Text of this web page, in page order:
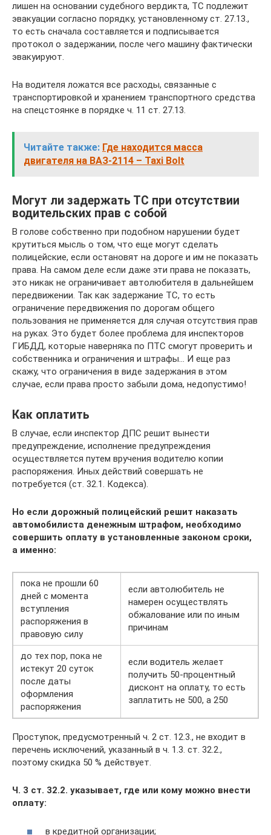
лишен на основании судебного вердикта, ТС подлежит
эвакуации согласно порядку, установленному ст. 27.13.,
то есть сначала составляется и подписывается
протокол о задержании, после чего машину фактически
эвакуируют.
На водителя ложатся все расходы, связанные с
транспортировкой и хранением транспортного средства
на спецстоянке в порядке ч. 11 ст. 27.13.
Читайте также: Где находится масса
двигателя на ВАЗ-2114 – Taxi Bolt
Могут ли задержать ТС при отсутствии
водительских прав с собой
В голове собственно при подобном нарушении будет
крутиться мысль о том, что еще могут сделать
полицейские, если остановят на дороге и им не показать
права. На самом деле если даже эти права не показать,
это никак не ограничивает автолюбителя в дальнейшем
передвижении. Так как задержание ТС, то есть
ограничение передвижения по дорогам общего
пользования не применяется для случая отсутствия прав
на руках. Это будет более проблема для инспекторов
ГИБДД, которые наверняка по ПТС смогут проверить и
собственника и ограничения и штрафы… И еще раз
скажу, что ограничения в виде задержания в этом
случае, если права просто забыли дома, недопустимо!
Как оплатить
В случае, если инспектор ДПС решит вынести
предупреждение, исполнение предупреждения
осуществляется путем вручения водителю копии
распоряжения. Иных действий совершать не
потребуется (ст. 32.1. Кодекса).
Но если дорожный полицейский решит наказать
автомобилиста денежным штрафом, необходимо
совершить оплату в установленные законом сроки,
а именно:
пока не прошли 60
дней с момента
вступления
распоряжения в
правовую силу
если автолюбитель не
намерен осуществлять
обжалование или по иным
причинам
до тех пор, пока не
истекут 20 суток
после даты
оформления
распоряжения
если водитель желает
получить 50-процентный
дисконт на оплату, то есть
заплатить не 500, а 250
Проступок, предусмотренный ч. 2 ст. 12.3., не входит в
перечень исключений, указанный в ч. 1.3. ст. 32.2.,
поэтому скидка 50 % действует.
Ч. 3 ст. 32.2. указывает, где или кому можно внести
оплату:
в кредитной организации;